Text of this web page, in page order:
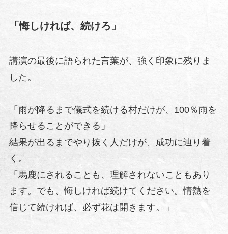
「悔しければ、続けろ」
講演の最後に語られた言葉が、強く印象に残りま
した。
「雨が降るまで儀式を続ける村だけが、100％雨を
降らせることができる」
結果が出るまでやり抜く人だけが、成功に辿り着
く。
「馬鹿にされることも、理解されないこともあり
ます。でも、悔しければ続けてください。情熱を
信じて続ければ、必ず花は開きます。」